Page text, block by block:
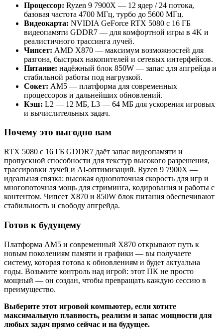
Процессор: Ryzen 9 7900X — 12 ядер / 24 потока,
базовая частота 4700 МГц, турбо до 5600 МГц.
Видеокарта: NVIDIA GeForce RTX 5080 с 16 ГБ
видеопамяти GDDR7 — для комфортной игры в 4K и
реалистичного трассинга лучей.
Чипсет: AMD X870 — максимум возможностей для
разгона, быстрых накопителей и сетевых интерфейсов.
Питание: надёжный блок 850W — запас для апгрейда и
стабильной работы под нагрузкой.
Сокет: AM5 — платформа для современных
процессоров и дальнейших обновлений.
Кэш: L2 — 12 МБ, L3 — 64 МБ для ускорения игровых
и вычислительных задач.
Почему это выгодно вам
RTX 5080 с 16 ГБ GDDR7 даёт запас видеопамяти и
пропускной способности для текстур высокого разрешения,
трассировки лучей и AI‑оптимизаций. Ryzen 9 7900X —
идеальная связка: высокая однопоточная скорость для игр и
многопоточная мощь для стриминга, кодирования и работы с
контентом. Чипсет X870 и 850W блок питания обеспечивают
стабильность и свободу апгрейда.
Готов к будущему
Платформа AM5 и современный X870 открывают путь к
новым поколениям памяти и графики — вы получаете
систему, которая готова к обновлениям и будет актуальна
годы. Возьмите контроль над игрой: этот ПК не просто
мощный — он создан, чтобы превращать каждую сессию в
преимущество.
Выберите этот игровой компьютер, если хотите
максимальную плавность, реализм и запас мощности для
любых задач прямо сейчас и на будущее.